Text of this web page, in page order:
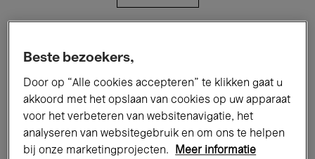
Performances Lezingen & Debatten
Jazz Klassieke Muziek Global Music
Beste bezoekers,
Door op “Alle cookies accepteren” te klikken gaat u
akkoord met het opslaan van cookies op uw apparaat
voor het verbeteren van websitenavigatie, het
analyseren van websitegebruik en om ons te helpen
bij onze marketingprojecten.
Meer informatie